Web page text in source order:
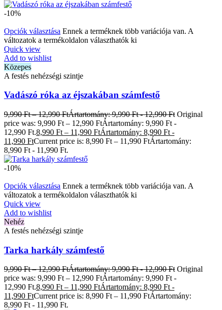
-10%
Opciók választása Ennek a terméknek több variációja van. A
változatok a termékoldalon választhatók ki
Quick view
Add to wishlist
Közepes
A festés nehézségi szintje
Vadászó róka az éjszakában számfestő
9,990Ft – 12,990FtÁrtartomány: 9,990 Ft - 12,990 Ft Original
price was: 9,990 Ft – 12,990 FtÁrtartomány: 9,990 Ft -
12,990 Ft.8,990 Ft – 11,990 FtÁrtartomány: 8,990 Ft -
11,990 FtCurrent price is: 8,990 Ft – 11,990 FtÁrtartomány:
8,990 Ft - 11,990 Ft.
-10%
Opciók választása Ennek a terméknek több variációja van. A
változatok a termékoldalon választhatók ki
Quick view
Add to wishlist
Nehéz
A festés nehézségi szintje
Tarka harkály számfestő
9,990Ft – 12,990FtÁrtartomány: 9,990 Ft - 12,990 Ft Original
price was: 9,990 Ft – 12,990 FtÁrtartomány: 9,990 Ft -
12,990 Ft.8,990 Ft – 11,990 FtÁrtartomány: 8,990 Ft -
11,990 FtCurrent price is: 8,990 Ft – 11,990 FtÁrtartomány:
8,990 Ft - 11,990 Ft.